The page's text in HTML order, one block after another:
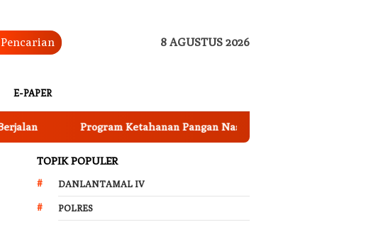
Pencarian 8 AGUSTUS 2026
E-PAPER
Program Ketahanan Pangan Nasional, Pemkab Garut Harus Peka
TOPIK POPULER
DANLANTAMAL IV
POLRES